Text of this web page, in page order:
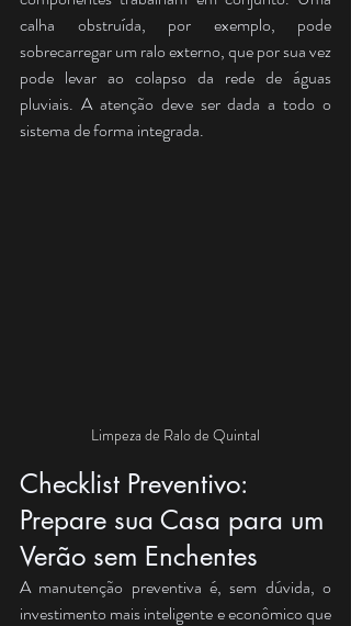
calha obstruída, por exemplo, pode
sobrecarregar um ralo externo, que por sua vez
pode levar ao colapso da rede de águas
pluviais. A atenção deve ser dada a todo o
sistema de forma integrada.
Limpeza de Ralo de Quintal
Checklist Preventivo:
Prepare sua Casa para um
Verão sem Enchentes
A manutenção preventiva é, sem dúvida, o
investimento mais inteligente e econômico que